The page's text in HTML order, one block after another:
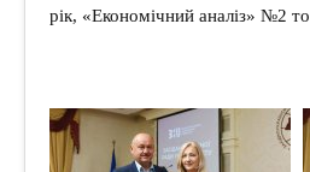
рік, «Економічний аналіз» №2